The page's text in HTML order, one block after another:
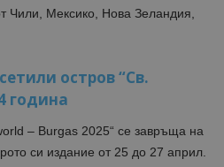
Чили, Мексико, Нова Зеландия,
остров “Св.
година
– Burgas 2025“ се завръща на
си издание от 25 до 27 април.